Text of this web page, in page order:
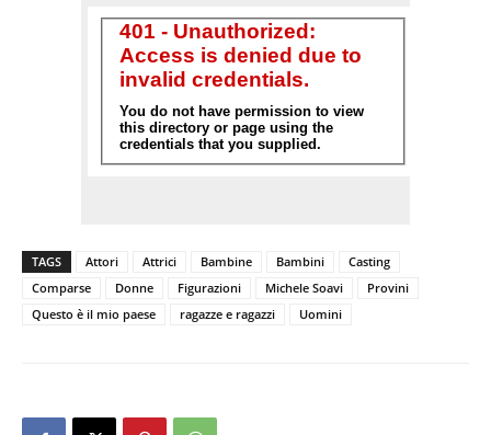
TAGS Attori Attrici Bambine Bambini
Casting
Comparse
Donne Figurazioni Michele Soavi
Provini
Questo è il mio paese
ragazze e ragazzi Uomini